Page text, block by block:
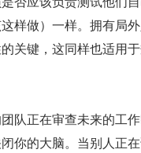
样做）一样。拥有局
关键，这同样也适用
队正在审查未来的工
你的大脑。当别人正